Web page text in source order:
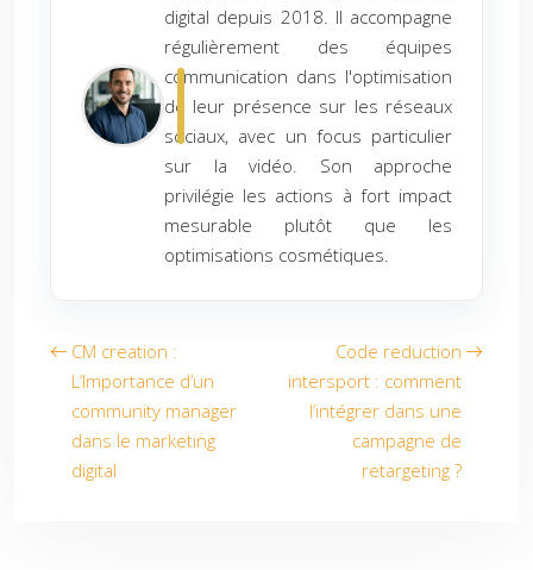
digital depuis 2018. Il accompagne
régulièrement des équipes
communication dans l'optimisation
de leur présence sur les réseaux
sociaux, avec un focus particulier
sur la vidéo. Son approche
privilégie les actions à fort impact
mesurable plutôt que les
optimisations cosmétiques.
CM creation :
L’Importance d’un
community manager
dans le marketing
digital
Code reduction
intersport : comment
l’intégrer dans une
campagne de
retargeting ?